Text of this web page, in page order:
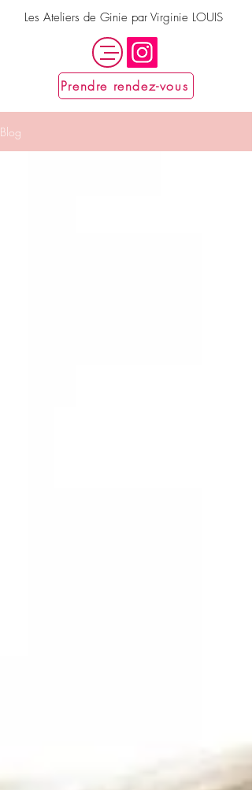
Les Ateliers de Ginie par Virginie LOUIS
Prendre rendez-vous
Blog